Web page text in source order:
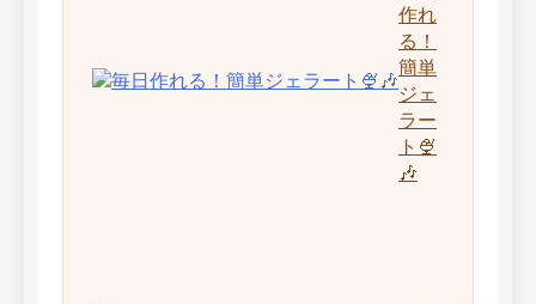
作れ
る！
簡単
ジェ
ラー
ト🍨
🎶